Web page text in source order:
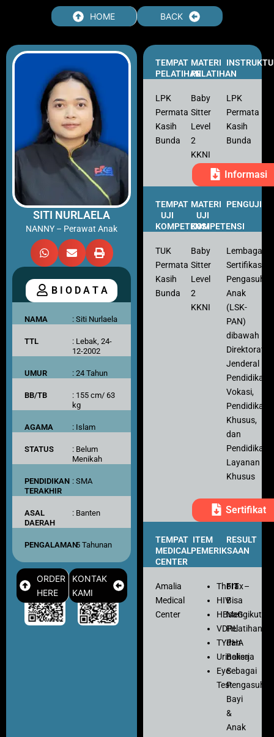
HOME BACK
SITI NURLAELA
NANNY – Perawat Anak
B I O D A T A
NAMA : Siti Nurlaela
TTL
: Lebak, 24-
12-2002
UMUR : 24 Tahun
BB/TB
: 155 cm/ 63
kg
AGAMA : Islam
STATUS
: Belum
Menikah
PENDIDIKAN
TERAKHIR
: SMA
ASAL
DAERAH
: Banten
PENGALAMAN: 5 Tahunan
ORDER
HERE
KONTAK
KAMI
TEMPAT
PELATIHAN
MATERI
PELATIHAN
LPK
Permata
Kasih
Bunda
Baby
Sitter
Level
2
KKNI
LPK
Permata
Kasih
Bunda
Informasi
TEMPAT
UJI
KOMPETENSI
MATERI
UJI
KOMPETENSI
PENGUJI
TUK
Permata
Kasih
Bunda
Baby
Sitter
Level
2
KKNI
Lembaga
Sertifikasi
Pengasuh
Anak
(LSK-
PAN)
dibawah
Direktorat
Jenderal
Pendidikan
Vokasi,
Pendidikan
Khusus,
dan
Pendidikan
Layanan
Khusus
Sertifikat
TEMPAT
MEDICAL
CENTER
ITEM
PEMERIKSAAN
RESULT
Amalia
Medical
Center
Thorax
HIV
HBsaG
VDRL
TYPHA
Urinalisa
Eye
Test
FIT–
Bisa
Mengikuti
Pelatihan
dan
Bekerja
Sebagai
Pengasuh
Bayi
&
Anak